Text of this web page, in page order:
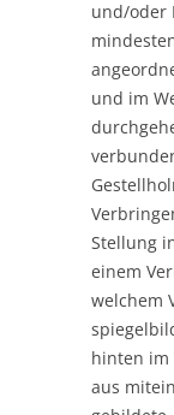
und/oder
und im
Stellung
einem
welchem
hinten im
aus